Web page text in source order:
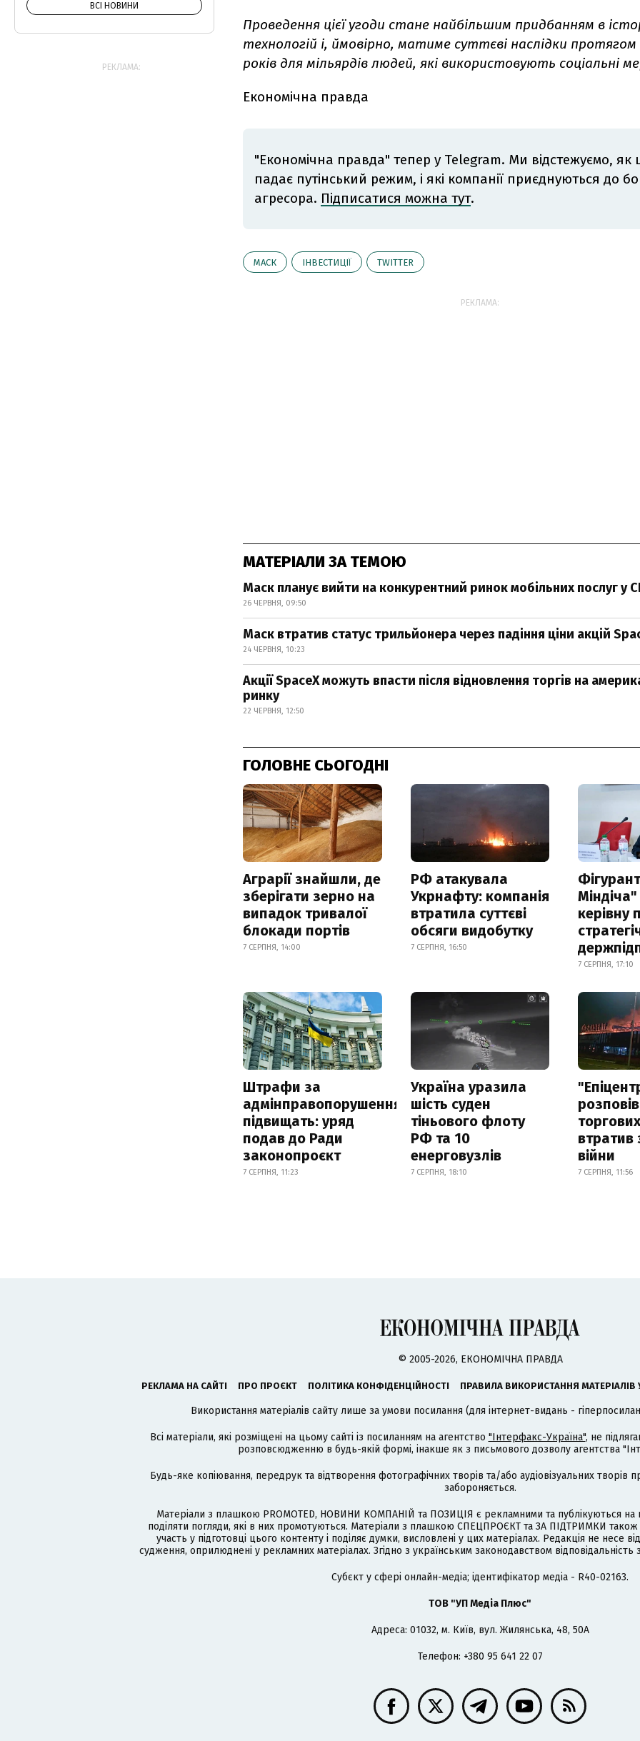
Проведення цієї угоди стане найбільшим придбанням в
технологій і, ймовірно, матиме суттєві наслідки
років для мільярдів людей, які використовують соціальні
Економічна правда
"Економічна правда" тепер у Telegram. Ми відстежуємо, як
падає путінський режим, і які компанії приєднуються до
агресора. Підписатися можна тут.
МАСК ІНВЕСТИЦІЇ TWITTER
РЕКЛАМА:
МАТЕРІАЛИ ЗА ТЕМОЮ
Маск планує вийти на конкурентний ринок мобільних послуг у
26 ЧЕРВНЯ, 09:50
Маск втратив статус трильйонера через падіння ціни акцій
24 ЧЕРВНЯ, 10:23
Акції SpaceX можуть впасти після відновлення торгів на
ринку
22 ЧЕРВНЯ, 12:50
ГОЛОВНЕ СЬОГОДНІ
Аграрії знайшли, де
зберігати зерно на
випадок тривалої
блокади портів
7 СЕРПНЯ, 14:00
РФ атакувала
Укрнафту: компанія
втратила суттєві
обсяги видобутку
7 СЕРПНЯ, 16:50
керівну
7 СЕРПНЯ, 17:10
Штрафи за
адмінправопорушення
підвищать: уряд
подав до Ради
законопроєкт
7 СЕРПНЯ, 11:23
Україна уразила
шість суден
тіньового флоту
РФ та 10
енерговузлів
7 СЕРПНЯ, 18:10
втратив
війни
7 СЕРПНЯ, 11:56
ВСІ НОВИНИ
РЕКЛАМА:
© 2005-2026, ЕКОНОМІЧНА ПРАВДА
РЕКЛАМА НА САЙТІ ПРО ПРОЄКТ ПОЛІТИКА КОНФІДЕНЦІЙНОСТІ ПРАВИЛА ВИКОРИСТАННЯ МАТЕРІАЛІВ
Використання матеріалів сайту лише за умови посилання (для інтернет-видань -
Всі матеріали, які розміщені на цьому сайті із посиланням на агентство "Інтерфакс-Україна", не
розповсюдженню в будь-якій формі, інакше як з письмового дозволу агентства
Будь-яке копіювання, передрук та відтворення фотографічних творів та/або аудіовізуальних
забороняється.
Матеріали з плашкою PROMOTED, НОВИНИ КОМПАНІЙ та ПОЗИЦІЯ є рекламними та публікуються на
поділяти погляди, які в них промотуються. Матеріали з плашкою СПЕЦПРОЄКТ та ЗА ПІДТРИМКИ
участь у підготовці цього контенту і поділяє думки, висловлені у цих матеріалах. Редакція не несе
судження, оприлюднені у рекламних матеріалах. Згідно з українським законодавством
Cубєкт у сфері онлайн-медіа; ідентифікатор медіа - R40-02163.
ТОВ "УП Медіа Плюс"
Адреса: 01032, м. Київ, вул. Жилянська, 48, 50А
Телефон: +380 95 641 22 07